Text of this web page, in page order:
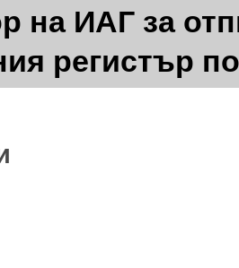
на ИАГ за
регистър
нов прозорец)